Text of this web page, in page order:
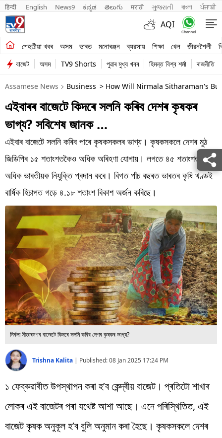
हिन्दी English News9 ಕನ್ನಡ తెలుగు मराठी ગુજરાતી বাংলা ਪੰਜਾਬੀ
AQI
শেহতীয়া খবৰ অসম ভাৰত মনোৰঞ্জন ব্যৱসায় শিক্ষা খেল জীৱনশৈলী
শেহতীয়া খবৰ
অসম
ভাৰত
মনোৰঞ্জন
ব্যৱসায়
শিক্ষা
খেল
জীৱনশৈলী
বিশ্ব
প্ৰযুক্তি
Videos
বাজেট অসম TV9 Shorts পুৱাৰ মুখ্য খবৰ হিমন্ত বিশ্ব শৰ্মা ৰাজনীতি
Assamese News Business > How Will Nirmala Sitharaman's
এইবাৰৰ বাজেটে কিদৰে সলনি কৰিব দেশৰ কৃষকৰ
ভাগ্য? সবিশেষ জানক …
এইবাৰ বাজেটে সলনি কৰিব পাৰে কৃষকসকলৰ ভাগ্য। কৃষকসকলে দেশৰ মুঠ
জিডিপিৰ ১৫ শতাংশতকৈও অধিক অৰিহণা যোগায়। লগতে ৪৫ শতাংশতকৈও
অধিক ভাৰতীয়ক নিযুক্তি প্ৰদান কৰে। বিগত পাঁচ বছৰত ভাৰতৰ কৃষি খণ্ডই
বাৰ্ষিক হিচাপত গড়ে ৪.১৮ শতাংশ বিকাশ অৰ্জন কৰিছে।
নিৰ্মলা সীতাৰমণৰ বাজেটে কিদৰে সলনি কৰিব দেশৰ কৃষকৰ ভাগ্য?
Trishna Kalita | Published:08 Jan 2025 17:24 PM
১ ফেব্ৰুৱাৰীত উপস্থাপন কৰা হ’ব কেন্দ্ৰীয় বাজেট। প্ৰতিটো শাখাৰ
লোকৰ এই বাজেটৰ পৰা যথেষ্ট আশা আছে। এনে পৰিস্থিতিত, এই
বাজেট কৃষক অনুকূল হ’ব বুলি অনুমান কৰা হৈছে। কৃষকসকলে দেশৰ